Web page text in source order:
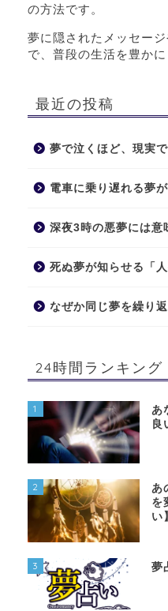
の方法です。
夢に隠されたメッセー
で、普段の生活を豊かに
最近の投稿
夢で泣くほど、現実
電車に乗り遅れる夢
深夜3時の悪夢には意
死ぬ夢が知らせる「
なぜか同じ夢を繰り
24時間ランキング
1
あ
良
2
あ
を
い
3 夢